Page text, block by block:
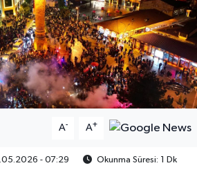
A- A+
- 07:29 Okunma Süresi: 1 Dk